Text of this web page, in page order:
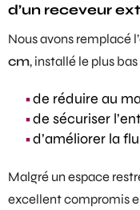
d’un receveur
Nous avons remplacé
cm, installé le plus
de réduire au
de sécuriser
d’améliorer la
Malgré un espace
excellent compromis